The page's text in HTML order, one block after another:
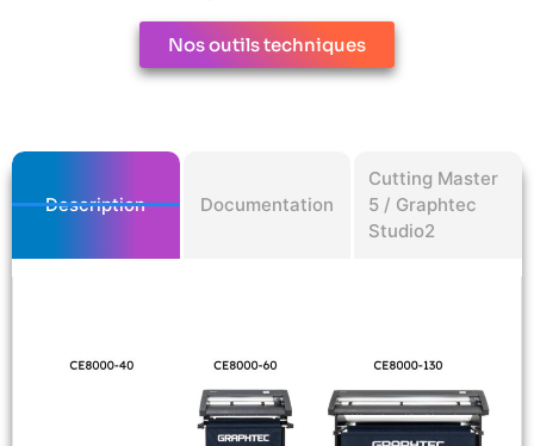
Nos outils techniques
Description Documentation
Cutting Master
5 / Graphtec
Studio2